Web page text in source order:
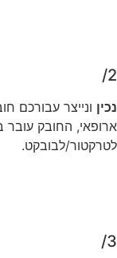
2/
נכין ונייצר עבורכם
ארופאי, החובק עובר
לטרקטור/לבובקט.
3/